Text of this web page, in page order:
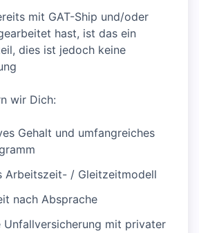
mit GAT-Ship und/oder
hast, ist das ein
dies ist jedoch keine
wir Dich:
Gehalt und umfangreiches
Arbeitszeit- / Gleitzeitmodell
nach Absprache
Unfallversicherung mit privater